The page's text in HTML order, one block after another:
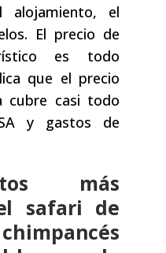
alojamiento, el
El precio de
es todo
que el precio
cubre casi todo
y gastos de
más
safari de